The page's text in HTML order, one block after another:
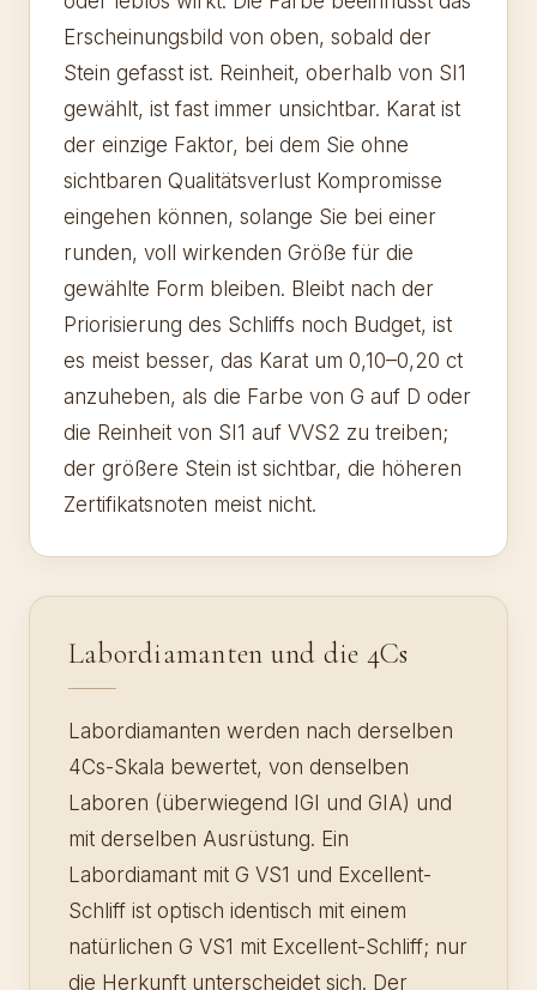
Erscheinungsbild von oben, sobald der
Stein gefasst ist. Reinheit, oberhalb von SI1
gewählt, ist fast immer unsichtbar. Karat ist
der einzige Faktor, bei dem Sie ohne
sichtbaren Qualitätsverlust Kompromisse
eingehen können, solange Sie bei einer
runden, voll wirkenden Größe für die
gewählte Form bleiben. Bleibt nach der
Priorisierung des Schliffs noch Budget, ist
es meist besser, das Karat um 0,10–0,20 ct
anzuheben, als die Farbe von G auf D oder
die Reinheit von SI1 auf VVS2 zu treiben;
der größere Stein ist sichtbar, die höheren
Zertifikatsnoten meist nicht.
Labordiamanten und die 4Cs
Labordiamanten werden nach derselben
4Cs-Skala bewertet, von denselben
Laboren (überwiegend IGI und GIA) und
mit derselben Ausrüstung. Ein
Labordiamant mit G VS1 und Excellent-
Schliff ist optisch identisch mit einem
natürlichen G VS1 mit Excellent-Schliff; nur
die Herkunft unterscheidet sich. Der